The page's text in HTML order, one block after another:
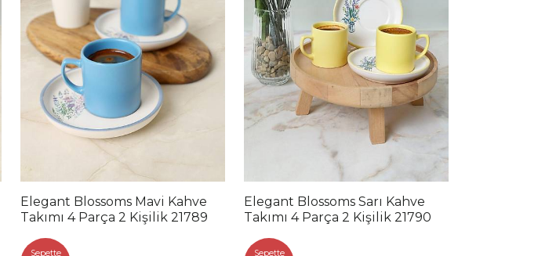
Elegant Blossoms Mavi Kahve
Takımı 4 Parça 2 Kişilik 21789
Sepette
Elegant Blossoms Sarı Kahve
Takımı 4 Parça 2 Kişilik 21790
Sepette